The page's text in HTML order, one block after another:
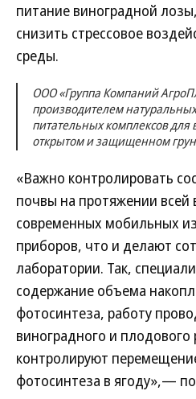
питание виноградной
снизить стрессовое
среды.
ООО «Группа Компаний
производителем
питательных комплексов
открытом и защищенном
«Важно контролировать
почвы на протяжении
современных мобильных
приборов, что и делают
лаборатории. Так,
содержание объема
фотосинтеза, работу
виноградного и плодового
контролируют
фотосинтеза в ягоду»,—